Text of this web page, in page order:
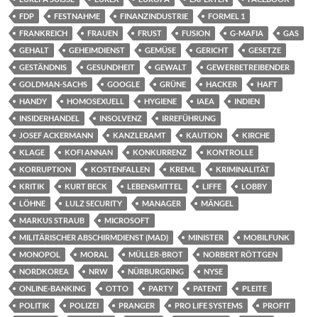
FDP
FESTNAHME FINANZINDUSTRIE
FORMEL 1
FRANKREICH
FRAUEN FRUST FUSION G-MAFIA
GAS
GEHALT
GEHEIMDIENST GEMÜSE GERICHT
GESETZE
GESTÄNDNIS
GESUNDHEIT GEWALT
GEWERBETREIBENDER
GOLDMAN-SACHS
GOOGLE GRÜNE HACKER
HAFT
HANDY
HOMOSEXUELL HYGIENE IAEA
INDIEN
INSIDERHANDEL
INSOLVENZ
IRREFÜHRUNG
JOSEF ACKERMANN
KANZLERAMT KAUTION
KIRCHE
KLAGE
KOFI ANNAN KONKURRENZ
KONTROLLE
KORRUPTION
KOSTENFALLEN KREML
KRIMINALITÄT
KRITIK
KURT BECK LEBENSMITTEL LIFFE
LOBBY
LÖHNE
LULZ SECURITY MANAGER
MÄNGEL
MARKUS STRAUB
MICROSOFT
MILITÄRISCHER ABSCHIRMDIENST (MAD)
MINISTER
MOBILFUNK
MONOPOL
MORAL MÜLLER-BROT
NORBERT RÖTTGEN
NORDKOREA
NRW NÜRBURGRING
NYSE
ONLINE-BANKING
OTTO PARTY PATENT
PLEITE
POLITIK
POLIZEI PRANGER PRO LIFE SYSTEMS
PROFIT